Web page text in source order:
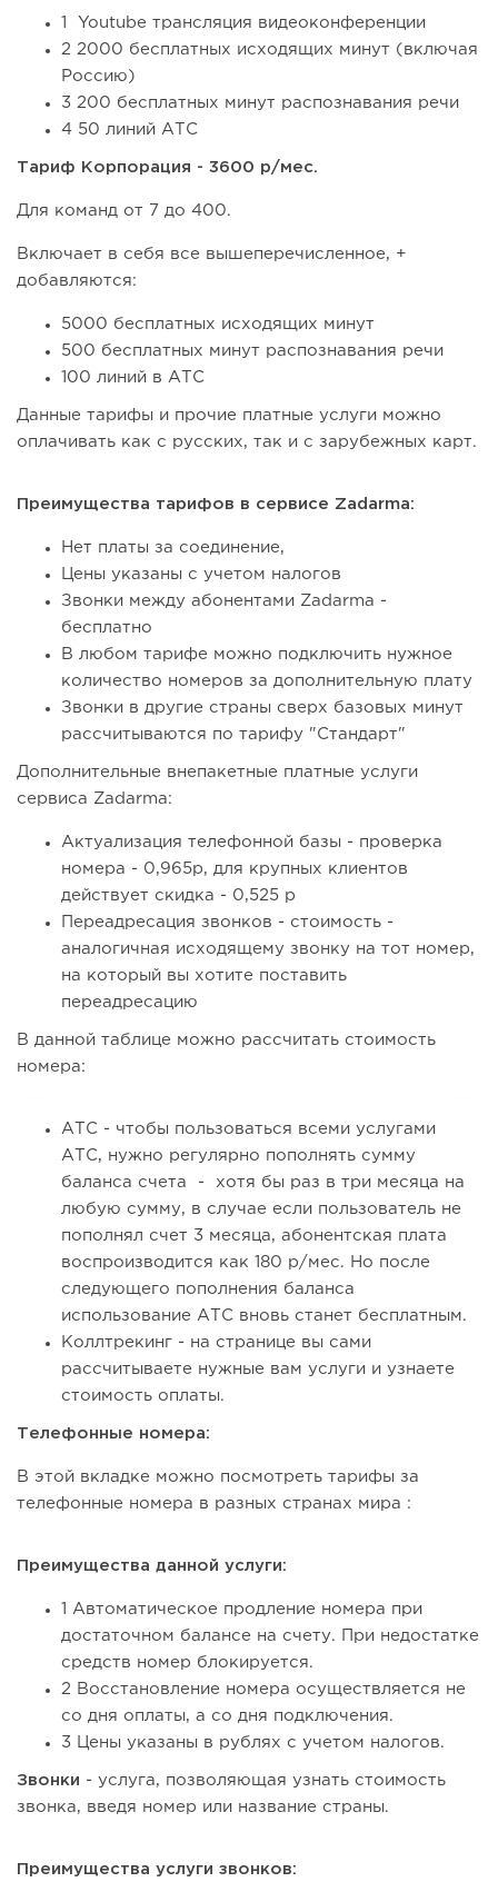
1 Youtube трансляция видеоконференции
2 2000 бесплатных исходящих минут (включая
Россию)
3 200 бесплатных минут распознавания речи
4 50 линий АТС
Тариф Корпорация - 3600 р/мес.
Для команд от 7 до 400.
Включает в себя все вышеперечисленное, +
добавляются:
5000 бесплатных исходящих минут
500 бесплатных минут распознавания речи
100 линий в АТС
Данные тарифы и прочие платные услуги можно
оплачивать как с русских, так и с зарубежных карт.
Преимущества тарифов в сервисе Zadarma:
Нет платы за соединение,
Цены указаны с учетом налогов
Звонки между абонентами Zadarma -
бесплатно
В любом тарифе можно подключить нужное
количество номеров за дополнительную плату
Звонки в другие страны сверх базовых минут
рассчитываются по тарифу "Стандарт"
Дополнительные внепакетные платные услуги
сервиса Zadarma:
Актуализация телефонной базы - проверка
номера - 0,965р, для крупных клиентов
действует скидка - 0,525 р
Переадресация звонков - стоимость -
аналогичная исходящему звонку на тот номер,
на который вы хотите поставить
переадресацию
В данной таблице можно рассчитать стоимость
номера:
АТС - чтобы пользоваться всеми услугами
АТС, нужно регулярно пополнять сумму
баланса счета - хотя бы раз в три месяца на
любую сумму, в случае если пользователь не
пополнял счет 3 месяца, абонентская плата
воспроизводится как 180 р/мес. Но после
следующего пополнения баланса
использование АТС вновь станет бесплатным.
Коллтрекинг - на странице вы сами
рассчитываете нужные вам услуги и узнаете
стоимость оплаты.
Телефонные номера:
В этой вкладке можно посмотреть тарифы за
телефонные номера в разных странах мира :
Преимущества данной услуги:
1 Автоматическое продление номера при
достаточном балансе на счету. При недостатке
средств номер блокируется.
2 Восстановление номера осуществляется не
со дня оплаты, а со дня подключения.
3 Цены указаны в рублях с учетом налогов.
Звонки - услуга, позволяющая узнать стоимость
звонка, введя номер или название страны.
Преимущества услуги звонков: